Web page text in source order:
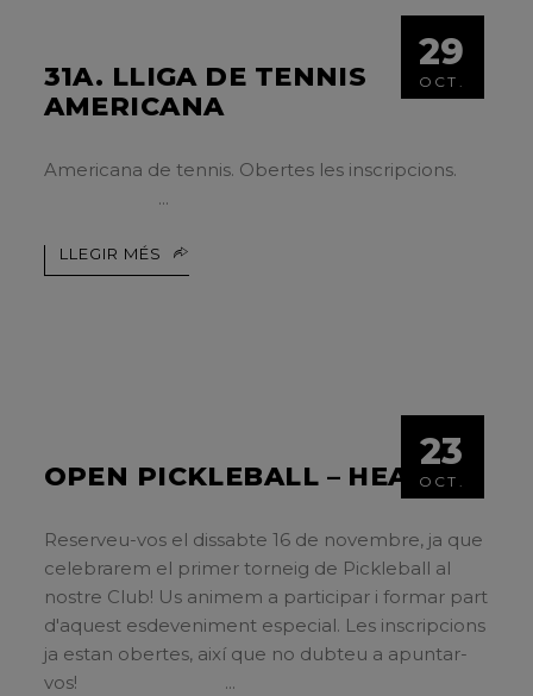
29
OCT.
31A. LLIGA DE TENNIS
AMERICANA
Americana de tennis. Obertes les inscripcions.
LLEGIR MÉS
23
OCT.
OPEN PICKLEBALL – HEAD
Reserveu-vos el dissabte 16 de novembre, ja que
celebrarem el primer torneig de Pickleball al
nostre Club! Us animem a participar i formar part
d'aquest esdeveniment especial. Les inscripcions
ja estan obertes, així que no dubteu a apuntar-
vos!